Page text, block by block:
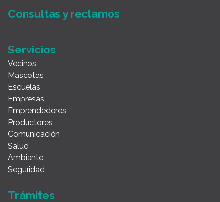
Consultas y reclamos
Servicios
Vecinos
Mascotas
Escuelas
Empresas
Emprendedores
Productores
Comunicación
Salud
Ambiente
Seguridad
Trámites